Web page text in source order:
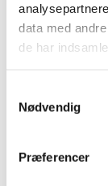
data med
de har
Nødvendig
Præferencer
Dette gør du
med at skrive